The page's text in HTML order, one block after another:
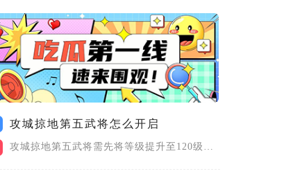
攻城掠地第五武将怎么开启
攻城掠地第五武将需先将等级提升至120级，再研发科技树中的招...